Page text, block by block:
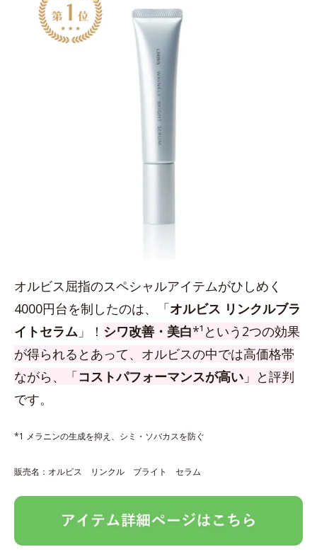
オルビス屈指のスペシャルアイテムがひしめく
4000円台を制したのは、「オルビス リンクルブラ
イトセラム 」！ シワ改善・美白*¹という2つの効果
が得られるとあって、オルビスの中では高価格帯
ながら、「コストパフォーマンスが高い 」と評判
です。
*1 メラニンの生成を抑え、シミ・ソバカスを防ぐ
販売名：オルビス リンクル ブライト セラム